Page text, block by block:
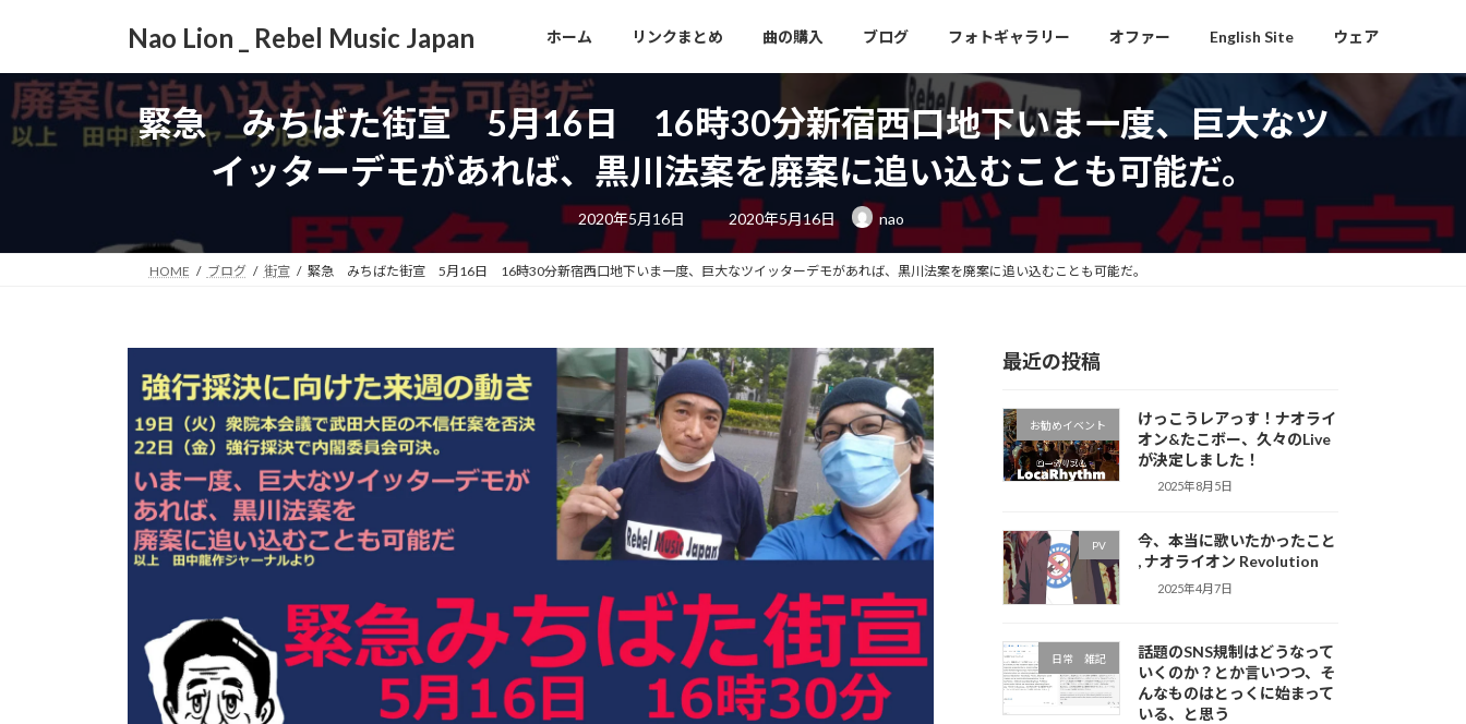
ツ
へ
プ
シ
ョ
動
Nao Lion _ Rebel Music Japan ホーム リンクまとめ 曲の購入 ブログ フォトギャラリー オファー English Site ウェア
緊急 みちばた街宣 5月16日 16時30分新宿西口地下いま一度、巨大なツ
イッターデモがあれば、黒川法案を廃案に追い込むことも可能だ。
2020年5月16日
最
終
更
新
日
2020年5月16日 nao
HOME ブログ 街宣 緊急 みちばた街宣 5月16日 16時30分新宿西口地下いま一度、巨大なツイッターデモがあれば、黒川法案を廃案に追い込むことも可能だ。
最近の投稿
お勧めイベント
けっこうレアっす！ナオライ
オン&たこボー、久々のLive
が決定しました！
2025年8月5日
PV
今、本当に歌いたかったこと
, ナオライオン Revolution
2025年4月7日
日常 雑記
話題のSNS規制はどうなって
いくのか？とか言いつつ、そ
んなものはとっくに始まって
いる、と思う